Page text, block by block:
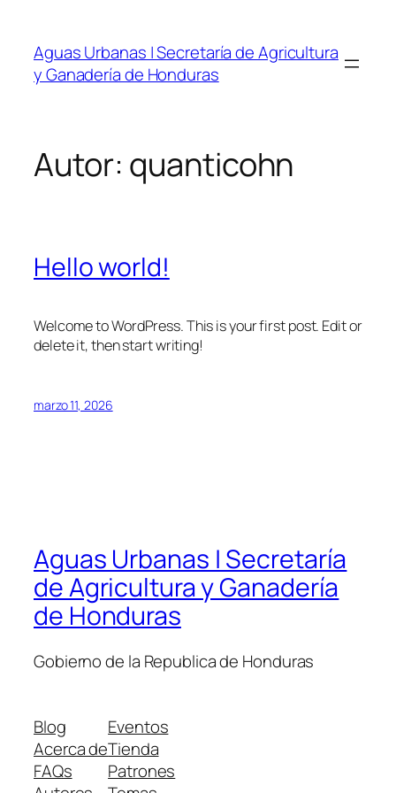
contenido
Aguas Urbanas | Secretaría de Agricultura
y Ganadería de Honduras
Autor: quanticohn
Hello world!
Welcome to WordPress. This is your first post. Edit or
delete it, then start writing!
marzo 11, 2026
Aguas Urbanas | Secretaría
de Agricultura y Ganadería
de Honduras
Gobierno de la Republica de Honduras
Blog
Acerca de
FAQs
Eventos
Tienda
Patrones